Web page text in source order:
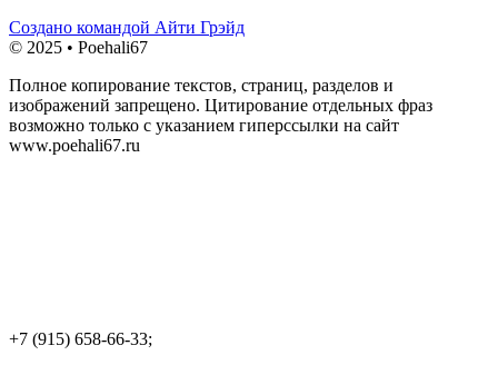
Создано командой Айти Грэйд
© 2025 • Poehali67
Полное копирование текстов, страниц, разделов и
изображений запрещено. Цитирование отдельных фраз
возможно только с указанием гиперссылки на сайт
www.poehali67.ru
+7 (915) 658-66-33;